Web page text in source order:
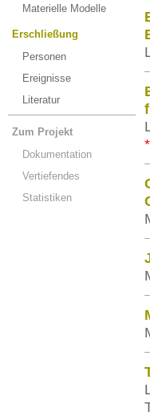
Materielle Modelle
Erschließung
Personen
Ereignisse
Literatur
Zum Projekt
Dokumentation
Vertiefendes
Statistiken